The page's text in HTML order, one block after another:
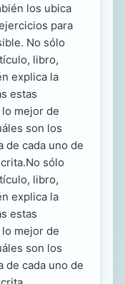
los ubica
para
No sólo
libro,
explica la
estas
mejor de
son los
de cada uno de
sólo
libro,
explica la
estas
mejor de
son los
de cada uno de